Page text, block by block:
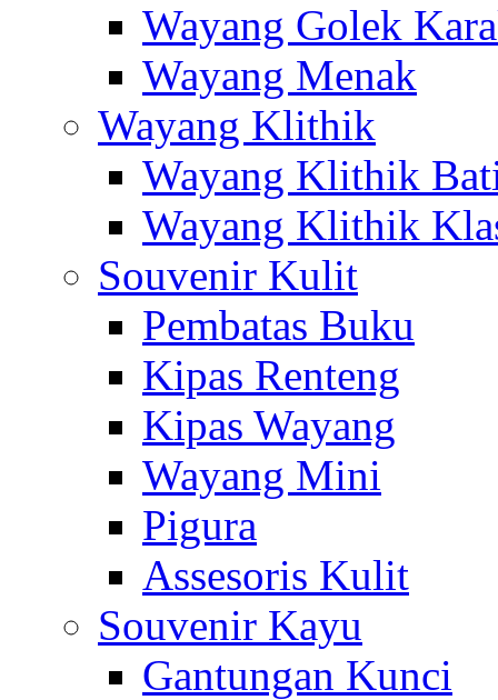
Wayang Golek
Wayang Menak
Wayang Klithik
Wayang Klithik
Wayang Klithik
Souvenir Kulit
Pembatas Buku
Kipas Renteng
Kipas Wayang
Wayang Mini
Pigura
Assesoris Kulit
Souvenir Kayu
Gantungan Kunci